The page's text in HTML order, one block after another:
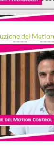
del